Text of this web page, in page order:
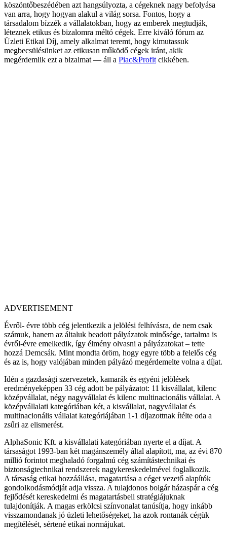
köszöntőbeszédében azt hangsúlyozta, a cégeknek nagy befolyása
van arra, hogy hogyan alakul a világ sorsa. Fontos, hogy a
társadalom bízzék a vállalatokban, hogy az emberek megtudják,
léteznek etikus és bizalomra méltó cégek. Erre kiváló fórum az
Üzleti Etikai Díj, amely alkalmat teremt, hogy kimutassuk
megbecsülésünket az etikusan működő cégek iránt, akik
megérdemlik ezt a bizalmat — áll a Piac&Profit cikkében.
ADVERTISEMENT
Évről- évre több cég jelentkezik a jelölési felhívásra, de nem csak
számuk, hanem az általuk beadott pályázatok minősége, tartalma is
évről-évre emelkedik, így élmény olvasni a pályázatokat – tette
hozzá Demcsák. Mint mondta öröm, hogy egyre több a felelős cég
és az is, hogy valójában minden pályázó megérdemelte volna a díjat.
Idén a gazdasági szervezetek, kamarák és egyéni jelölések
eredményeképpen 33 cég adott be pályázatot: 11 kisvállalat, kilenc
középvállalat, négy nagyvállalat és kilenc multinacionális vállalat. A
középvállalati kategóriában két, a kisvállalat, nagyvállalat és
multinacionális vállalat kategóriájában 1-1 díjazottnak ítélte oda a
zsűri az elismerést.
AlphaSonic Kft. a kisvállalati kategóriában nyerte el a díjat. A
társaságot 1993-ban két magánszemély által alapított, ma, az évi 870
millió forintot meghaladó forgalmú cég számítástechnikai és
biztonságtechnikai rendszerek nagykereskedelmével foglalkozik.
A társaság etikai hozzáállása, magatartása a céget vezető alapítók
gondolkodásmódját adja vissza. A tulajdonos bolgár házaspár a cég
fejlődését kereskedelmi és magatartásbeli stratégiájuknak
tulajdonítják. A magas erkölcsi színvonalat tanúsítja, hogy inkább
visszamondanak jó üzleti lehetőségeket, ha azok rontanák cégük
megítélését, sértené etikai normájukat.